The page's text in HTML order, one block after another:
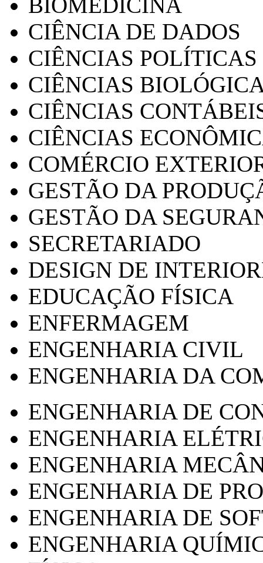
CIÊNCIA DE DADOS
CIÊNCIAS POLÍTICAS
CIÊNCIAS
CIÊNCIAS
CIÊNCIAS
COMÉRCIO
GESTÃO DA
GESTÃO DA
SECRETARIADO
DESIGN DE
EDUCAÇÃO FÍSICA
ENFERMAGEM
ENGENHARIA CIVIL
ENGENHARIA DA
ENGENHARIA DE
ENGENHARIA
ENGENHARIA
ENGENHARIA DE
ENGENHARIA DE
ENGENHARIA